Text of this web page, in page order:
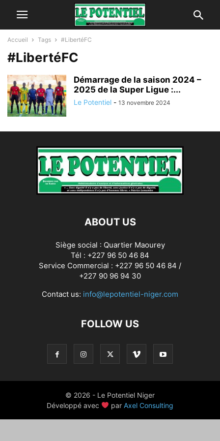
Accueil Tags #LibertéFC
#LibertéFC
Démarrage de la saison 2024 –
2025 de la Super Ligue :...
Le Potentiel - 13 novembre 2024
ABOUT US
Siège social : Quartier Maourey
Tél : +227 96 50 46 84
Service Commercial : +227 96 50 46 84 /
+227 90 96 94 30
Contact us: info@lepotentiel-niger.com
FOLLOW US
© 2026 - Le Potentiel Niger
Développé avec
par Axel Consulting